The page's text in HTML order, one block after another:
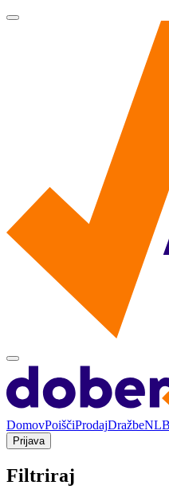
DomovPoiščiProdajDražbe
Prijava
Filtriraj